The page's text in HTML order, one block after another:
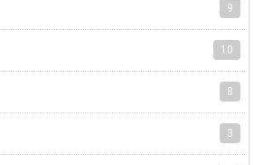
9
10
8
3